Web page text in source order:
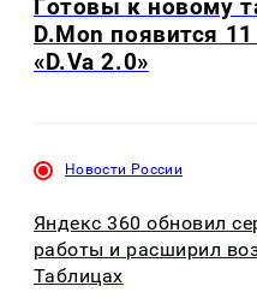
Готовы к новому
D.Mon появится
«D.Va 2.0»
Новости России
Яндекс 360 обновил
работы и расширил
Таблицах